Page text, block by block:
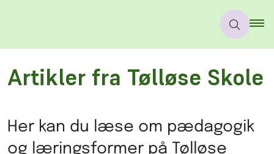
Artikler fra Tølløse Skole
Her kan du læse om pædagogik
og læringsformer på Tølløse